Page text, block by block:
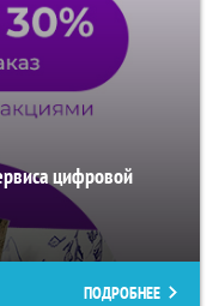
цифровой
ПОДРОБНЕЕ